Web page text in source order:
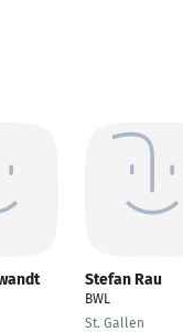
Stefan Rau
BWL
St. Gallen